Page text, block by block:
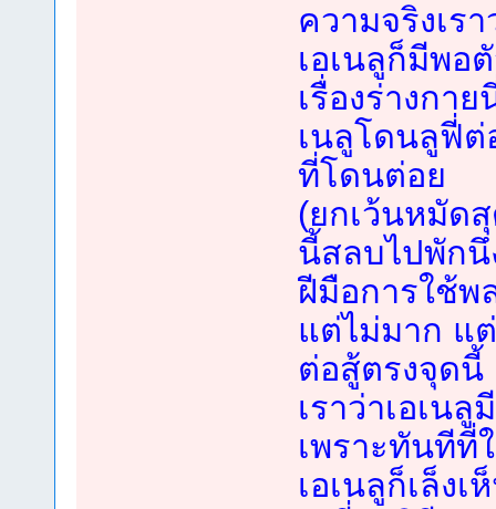
ความจริงเร
เอเนลูก็มีพอ
เรื่องร่างกา
เนลูโดนลูฟี่
ที่โดนต่อย
(ยกเว้นหมัด
นี้สลบไปพักนึ
ฝีมือการใช้พ
แต่ไม่มาก แ
ต่อสู้ตรงจุดนี้
เราว่าเอเน
เพราะทันทีที่
เอเนลูก็เล็ง